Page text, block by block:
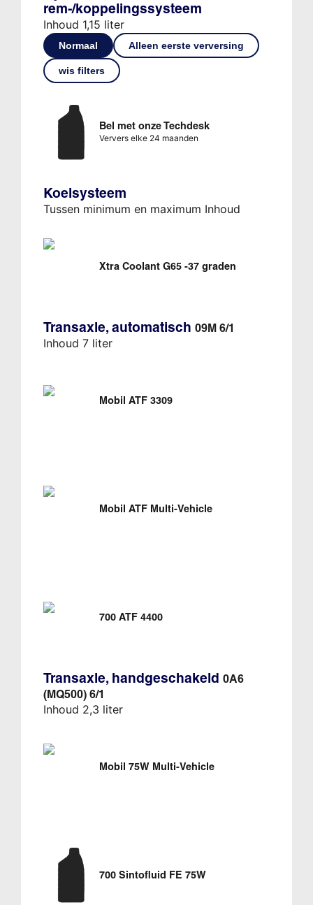
rem-/koppelingssysteem
Inhoud 1,15 liter
Normaal Alleen eerste verversing
wis filters
Bel met onze Techdesk
Ververs elke 24 maanden
Koelsysteem
Tussen minimum en maximum Inhoud
Xtra Coolant G65 -37 graden
Transaxle, automatisch 09M 6/1
Inhoud 7 liter
Mobil ATF 3309
Mobil ATF Multi-Vehicle
700 ATF 4400
Transaxle, handgeschakeld 0A6
(MQ500) 6/1
Inhoud 2,3 liter
Mobil 75W Multi-Vehicle
700 Sintofluid FE 75W